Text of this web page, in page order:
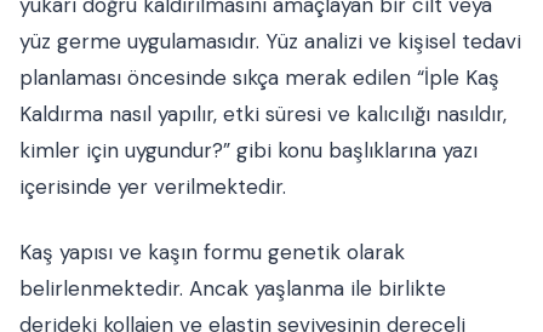
yüz germe uygulamasıdır. Yüz analizi ve kişisel tedavi
planlaması öncesinde sıkça merak edilen “İple Kaş
Kaldırma nasıl yapılır, etki süresi ve kalıcılığı nasıldır,
kimler için uygundur?” gibi konu başlıklarına yazı
içerisinde yer verilmektedir.
Kaş yapısı ve kaşın formu genetik olarak
belirlenmektedir. Ancak yaşlanma ile birlikte
derideki kollajen ve elastin seviyesinin dereceli